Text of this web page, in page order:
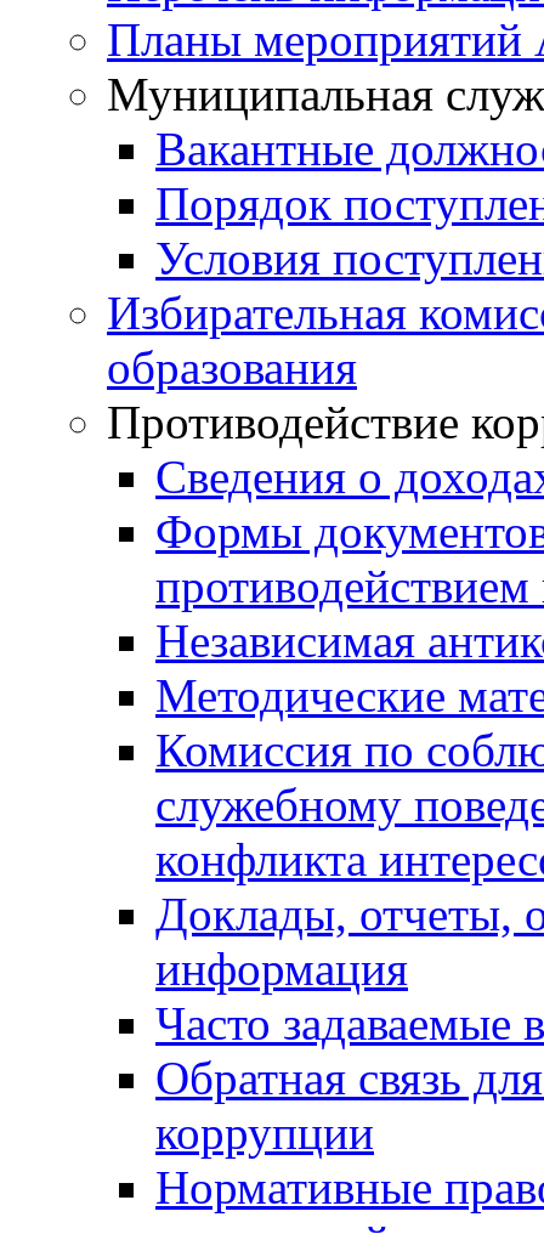
Планы мероприятий
Муниципальная
Вакантные
Порядок
Условия
Избирательная
образования
Противодействие
Сведения о
Формы
Независимая
Методические
Комиссия по
служебному
конфликта
Доклады, отчеты,
информация
Часто задаваемые
Обратная связь
коррупции
Нормативные